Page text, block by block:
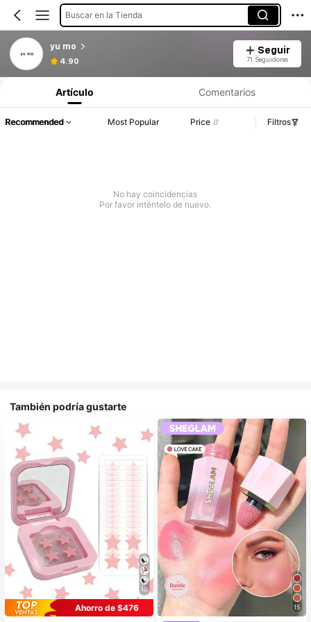
Buscar en la Tienda
yu mo
4.90
Seguir
71 Seguidores
Artículo Comentarios
Recommended Most Popular Price Filtros
No hay coincidencias
Por favor inténtelo de nuevo.
También podría gustarte
10
Ahorro de $476
15